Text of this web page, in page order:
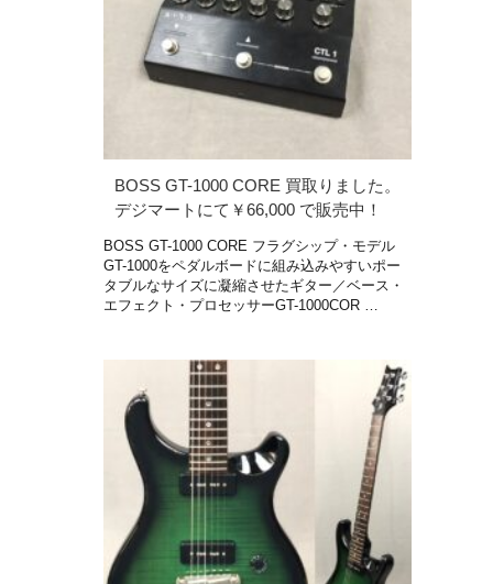
BOSS GT-1000 CORE 買取りました。
デジマートにて￥66,000 で販売中！
BOSS GT-1000 CORE フラグシップ・モデル
GT-1000をペダルボードに組み込みやすいポー
タブルなサイズに凝縮させたギター／ベース・
エフェクト・プロセッサーGT-1000COR …